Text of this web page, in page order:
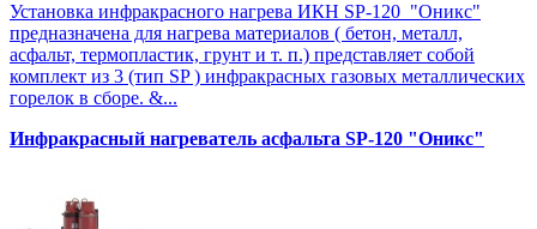
Установка инфракрасного нагрева ИКН SP-120 "Оникс"
предназначена для нагрева материалов ( бетон, металл,
асфальт, термопластик, грунт и т. п.) представляет собой
комплект из 3 (тип SP ) инфракрасных газовых металлических
горелок в сборе. &...
Инфракрасный нагреватель асфальта SP-120 "Оникс"